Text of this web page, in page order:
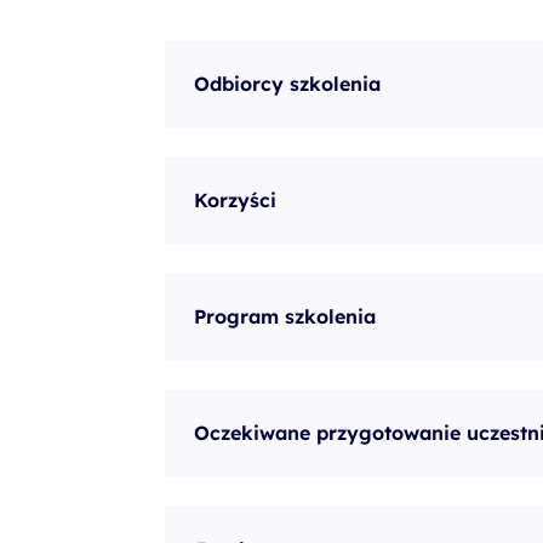
Odbiorcy szkolenia
Korzyści
Program szkolenia
Oczekiwane przygotowanie